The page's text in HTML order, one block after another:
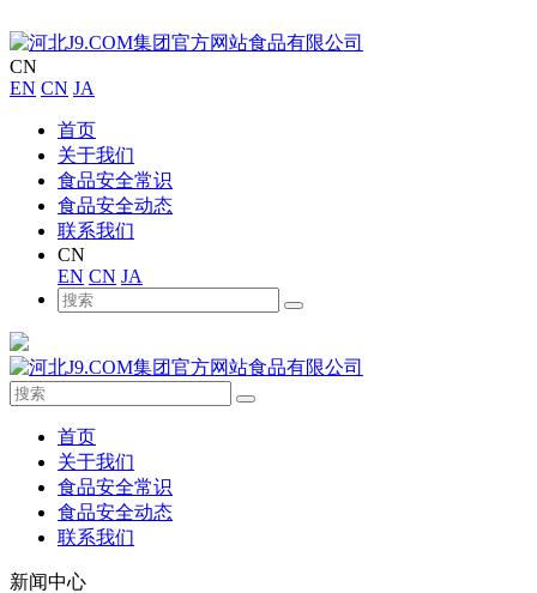
CN
EN CN JA
首页
关于我们
食品安全常识
食品安全动态
联系我们
CN
EN CN JA
首页
关于我们
食品安全常识
食品安全动态
联系我们
新闻中心